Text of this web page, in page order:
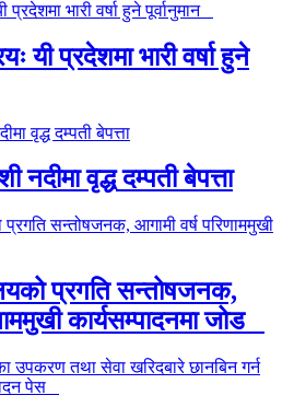
प्रदेशमा भारी वर्षा हुने
वृद्ध दम्पती बेपत्ता
प्रगति सन्तोषजनक,
कार्यसम्पादनमा जोड